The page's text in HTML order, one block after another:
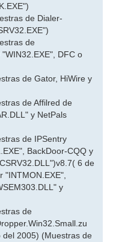
de Dialer-
de
DFC o
de Gator, HiWire y
de Affilred de
y NetPals
de IPSentry
BackDoor-CQQ y
6 de
"INTMON.EXE",
y
de
del 2005) (Muestras de